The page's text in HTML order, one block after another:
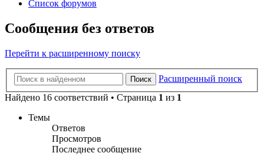
Список форумов
Сообщения без ответов
Перейти к расширенному поиску
Поиск
Расширенный поиск
Найдено 16 соответствий • Страница 1 из 1
Темы
Ответов
Просмотров
Последнее сообщение